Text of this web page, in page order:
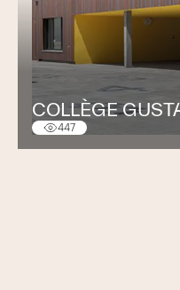
COLLÈGE
447